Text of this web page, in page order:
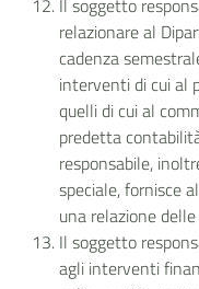
Il soggetto
relazionare al
cadenza
interventi di cui al
quelli di cui al
predetta
responsabile,
speciale, fornisce
una relazione
Il soggetto
agli interventi